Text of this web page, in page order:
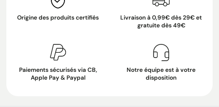
Origine des produits certifiés
Livraison à 0,99€ dès 29€ et
gratuite dès 49€
Paiements sécurisés via CB,
Apple Pay & Paypal
Notre équipe est à votre
disposition